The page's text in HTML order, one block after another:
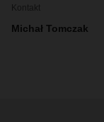
Kontakt
Michał Tomczak